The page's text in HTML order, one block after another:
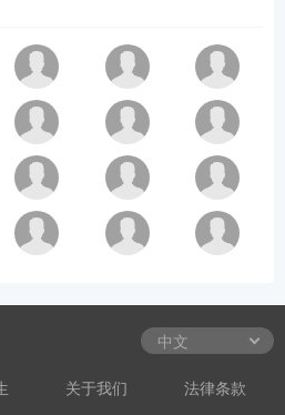
关于我们 法律条款